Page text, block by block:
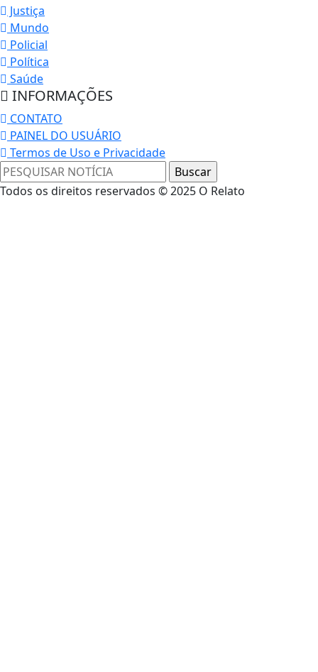
Justiça
Mundo
Policial
Política
Saúde
INFORMAÇÕES
CONTATO
PAINEL DO USUÁRIO
Termos de Uso e Privacidade
Todos os direitos reservados © 2025 O Relato